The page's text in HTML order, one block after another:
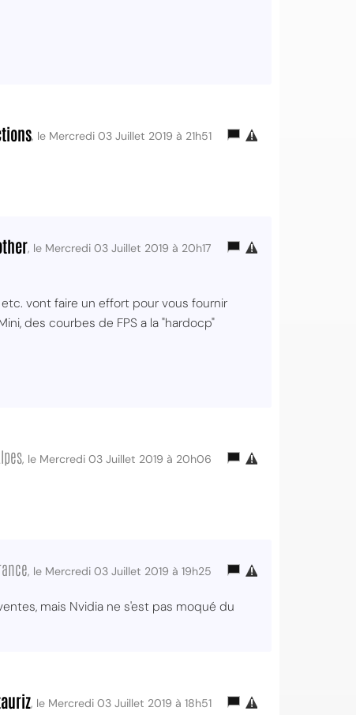
, le Mercredi 03 Juillet 2019 à 21h51
, le Mercredi 03 Juillet 2019 à 20h17
etc. vont faire un effort pour vous fournir
des courbes de FPS a la "hardocp"
, le Mercredi 03 Juillet 2019 à 20h06
, le Mercredi 03 Juillet 2019 à 19h25
mais Nvidia ne s'est pas moqué du
, le Mercredi 03 Juillet 2019 à 18h51